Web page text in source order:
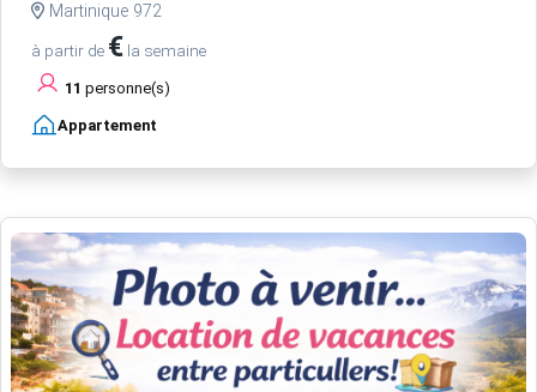
Martinique 972
à partir de € la semaine
11 personne(s)
Appartement